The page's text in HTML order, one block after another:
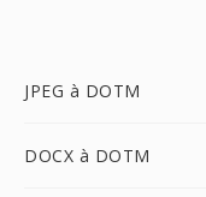
JPEG à DOTM
DOCX à DOTM